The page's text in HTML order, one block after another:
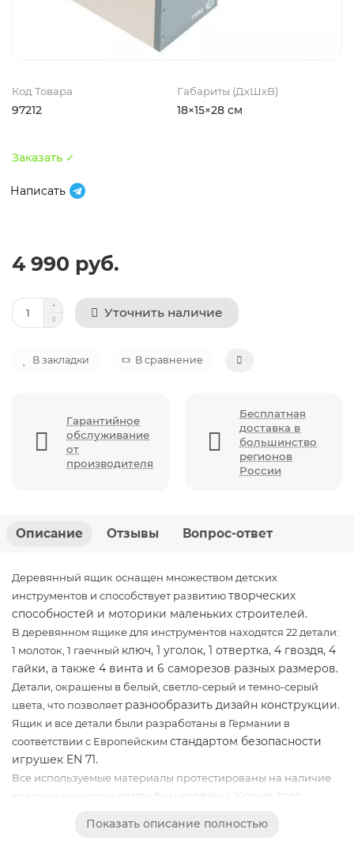
Код Товара
97212
Габариты (ДхШхВ)
18×15×28 см
Заказать ✓
Написать
4 990 руб.
Уточнить наличие
В закладки В сравнение
Гарантийное
обслуживание
от
производителя
Бесплатная
доставка в
большинство
регионов
России
Описание Отзывы Вопрос-ответ
Деревянный ящик оснащен множеством детских
инструментов и способствует развитиютворческих
способностей и моторики маленьких строителей.
В деревянном ящике для инструментов находятся 22 детали:
1 молоток, 1 гаечный ключ, 1 уголок, 1 отвертка, 4 гвоздя, 4
гайки, а также 4 винта и 6 саморезов разных размеров.
Детали, окрашены в белый, светло-серый и темно-серый
цвета, что позволяет разнообразить дизайн конструкции.
Ящик и все детали были разработаны в Германии в
соответствии с Европейским стандартом безопасности
игрушек EN 71.
Все используемые материалы протестированы на наличие
сертифицированы. Кроме того,
Показать описание полностью